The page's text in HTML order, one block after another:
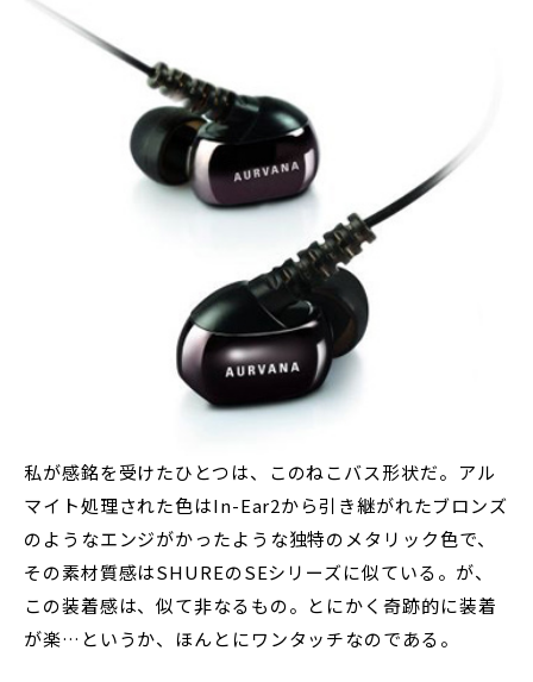
私が感銘を受けたひとつは、このねこバス形状だ。アル
マイト処理された色はIn-Ear2から引き継がれたブロンズ
のようなエンジがかったような独特のメタリック色で、
その素材質感はSHUREのSEシリーズに似ている。が、
この装着感は、似て非なるもの。とにかく奇跡的に装着
が楽…というか、ほんとにワンタッチなのである。